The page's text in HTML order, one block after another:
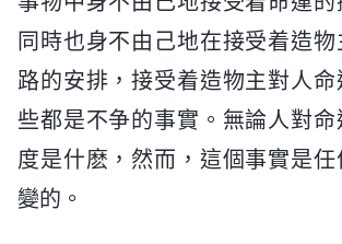
同時也身不由己地在接受着造
路的安排，接受着造物主對人
些都是不争的事實。無論人對
度是什麽，然而，這個事實是
變的。